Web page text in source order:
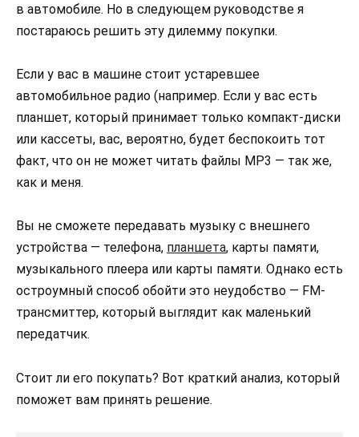
в автомобиле. Но в следующем руководстве я
постараюсь решить эту дилемму покупки.
Если у вас в машине стоит устаревшее
автомобильное радио (например. Если у вас есть
планшет, который принимает только компакт-диски
или кассеты, вас, вероятно, будет беспокоить тот
факт, что он не может читать файлы MP3 — так же,
как и меня.
Вы не сможете передавать музыку с внешнего
устройства — телефона, планшета, карты памяти,
музыкального плеера или карты памяти. Однако есть
остроумный способ обойти это неудобство — FM-
трансмиттер, который выглядит как маленький
передатчик.
Стоит ли его покупать? Вот краткий анализ, который
поможет вам принять решение.